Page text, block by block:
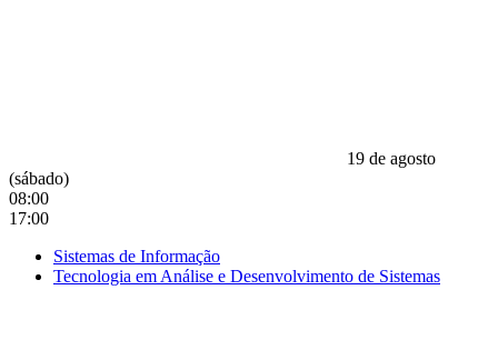
19 de agosto
(sábado)
08:00
17:00
Sistemas de Informação
Tecnologia em Análise e Desenvolvimento de Sistemas